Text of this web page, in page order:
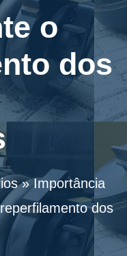
o
dos
»Importância
dos